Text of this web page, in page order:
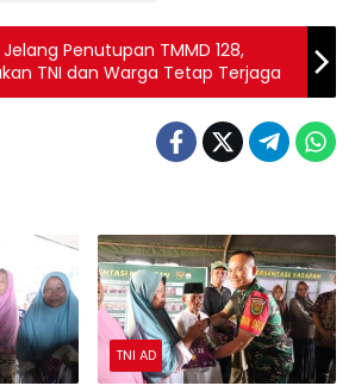
Penutupan TMMD 128,
TNI dan Warga Tetap Terjaga
TNI AD